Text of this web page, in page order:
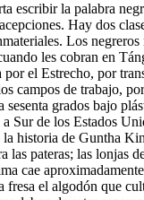
escribir la palabra
Hay dos
Los
les cobran en
por el Estrecho, por
campos de trabajo,
sesenta grados bajo
a Sur de los Estados
historia de Guntha
las pateras; las lonjas
cae
fresa el algodón que